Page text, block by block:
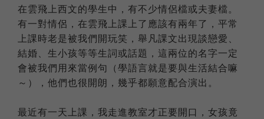
在雲飛上西文的學生中，有不少情侶檔或夫妻檔。
有一對情侶，在雲飛上課上了應該有兩年了，平常
上課時老是被我們開玩笑，舉凡課文出現談戀愛、
結婚、生小孩等等生詞或話題，這兩位的名字一定
會被我們用來當例句（學語言就是要與生活結合嘛
～），他們也很開朗，幾乎都願意配合演出。
最近有一天上課，我走進教室才正要開口，女孩竟